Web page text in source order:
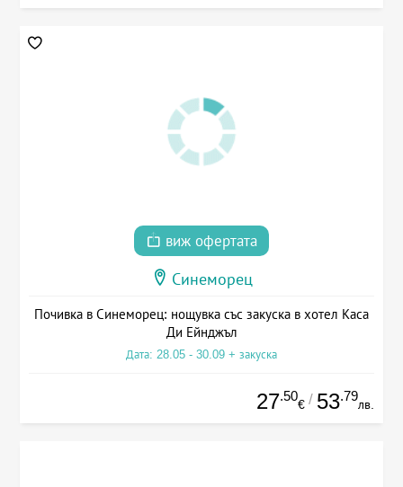
виж офертата
Синеморец
Почивка в Синеморец: нощувка със закуска в хотел Каса
Ди Ейнджъл
Дата: 28.05 - 30.09 + закуска
27.50
€ / 53.79
лв.